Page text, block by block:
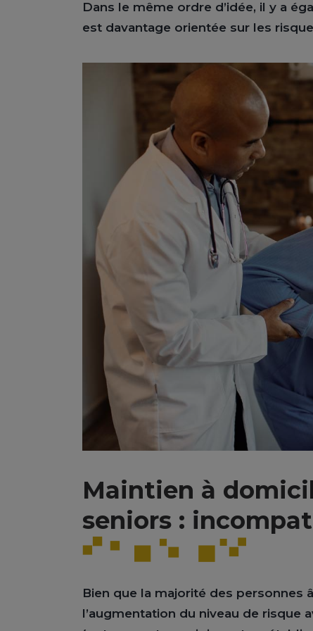
Dans le même ordre d’idée, il y a
est davantage orientée sur les
Maintien à
seniors :
Bien que la majorité des personnes
l’augmentation du niveau de risque